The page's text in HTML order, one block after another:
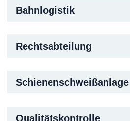
Bahnlogistik
Rechtsabteilung
Schienenschweißanlage
Qualitätskontrolle